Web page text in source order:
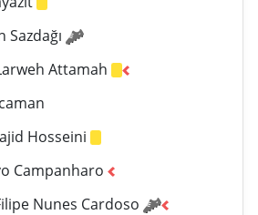
Sazdağı
Attamah
Hosseini
Campanharo
Nunes Cardoso